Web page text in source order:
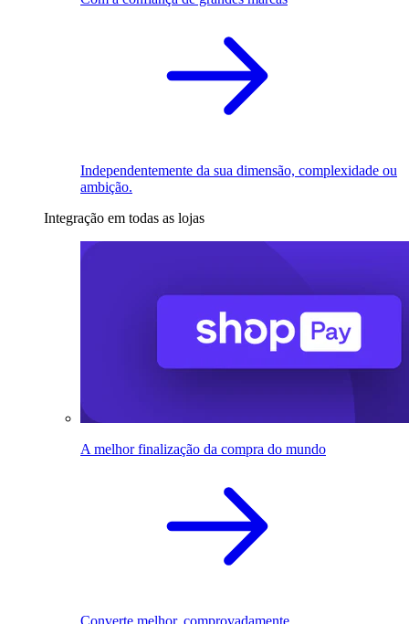
Independentemente da sua dimensão, complexidade ou
ambição.
Integração em todas as lojas
A melhor finalização da compra do mundo